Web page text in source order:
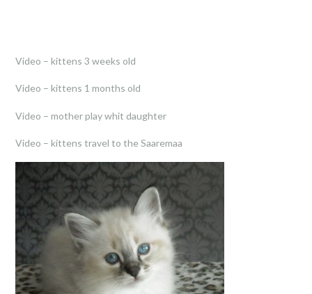
Video – kittens 3 weeks old
Video – kittens 1 months old
Video – mother play whit daughter
Video – kittens travel to the Saaremaa